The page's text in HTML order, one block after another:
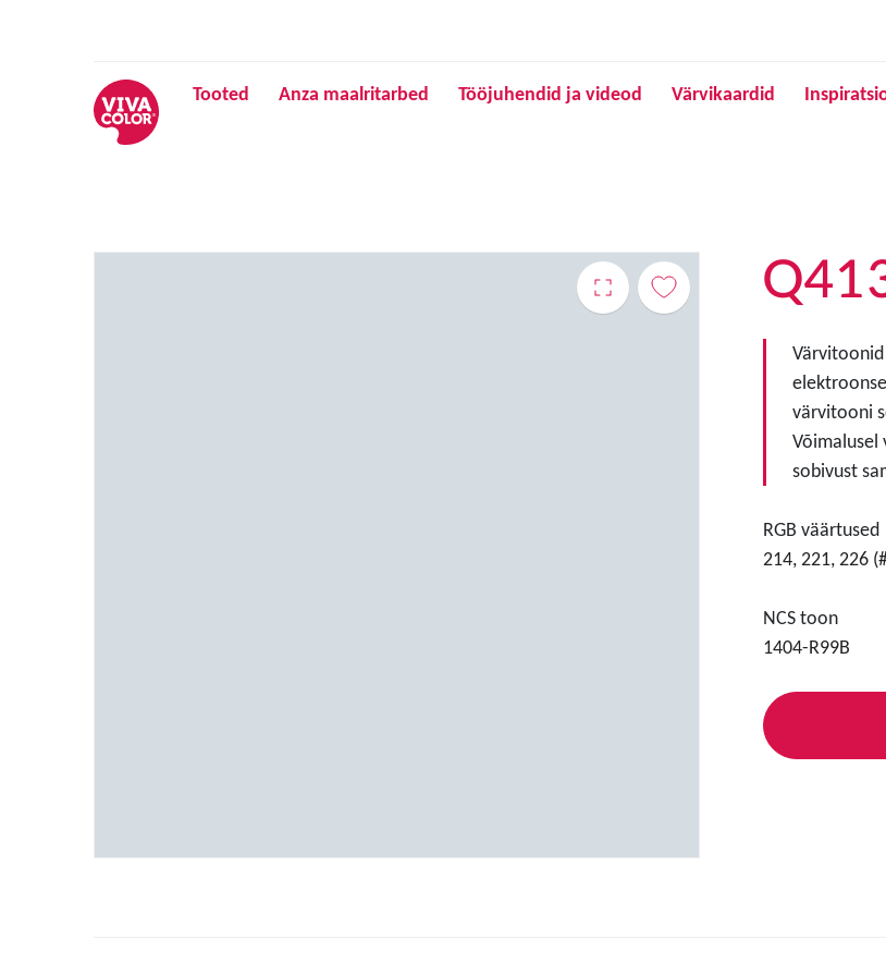
Tooted Anza maalritarbed Tööjuhendid ja videod Värvikaardid
värvitooni
Võimalusel
sobivust
RGB väärtused
214, 221, 226
NCS toon
1404-R99B